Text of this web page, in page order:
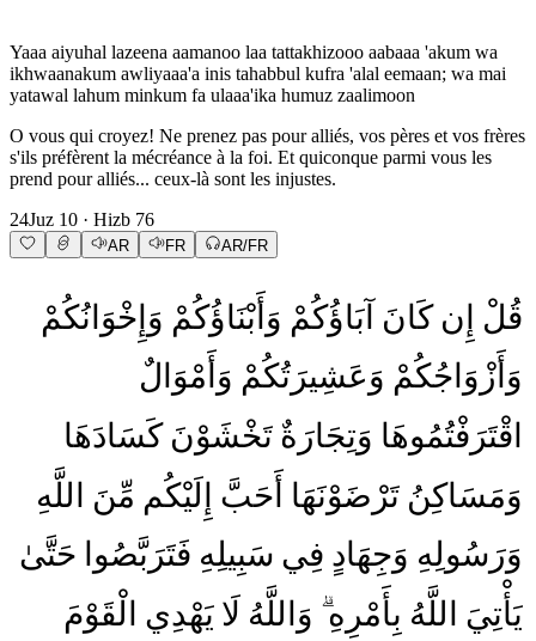
Yaaa aiyuhal lazeena aamanoo laa tattakhizooo aabaaa 'akum wa
ikhwaanakum awliyaaa'a inis tahabbul kufra 'alal eemaan; wa mai
yatawal lahum minkum fa ulaaa'ika humuz zaalimoon
O vous qui croyez! Ne prenez pas pour alliés, vos pères et vos frères
s'ils préfèrent la mécréance à la foi. Et quiconque parmi vous les
prend pour alliés... ceux-là sont les injustes.
24Juz 10 · Hizb 76
AR FR AR/FR
قُلْ إِن كَانَ آبَاؤُكُمْ وَأَبْنَاؤُكُمْ وَإِخْوَانُكُمْ
وَأَزْوَاجُكُمْ وَعَشِيرَتُكُمْ وَأَمْوَالٌ
اقْتَرَفْتُمُوهَا وَتِجَارَةٌ تَخْشَوْنَ كَسَادَهَا
وَمَسَاكِنُ تَرْضَوْنَهَا أَحَبَّ إِلَيْكُم مِّنَ
اللَّهِ
وَرَسُولِهِ وَجِهَادٍ فِي سَبِيلِهِ فَتَرَبَّصُوا حَتَّىٰ
يَأْتِيَ اللَّهُ بِأَمْرِهِ وَاللَّهُ لَا يَهْدِي الْقَوْمَ